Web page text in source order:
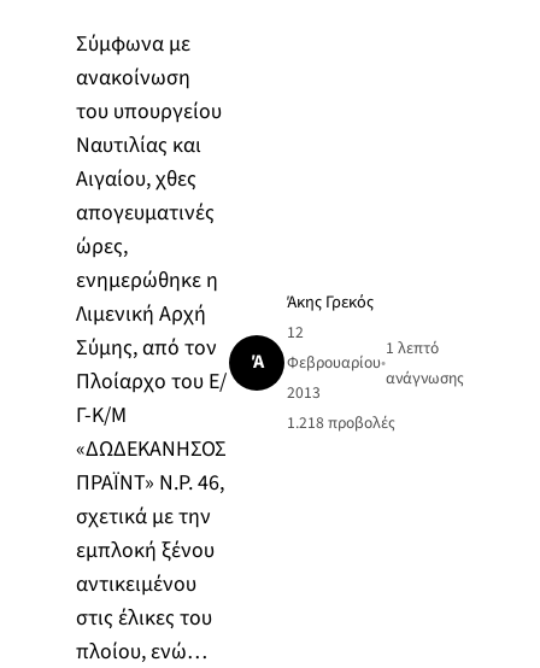
Σύμφωνα με
ανακοίνωση
του υπουργείου
Ναυτιλίας και
Αιγαίου, χθες
απογευματινές
ώρες,
ενημερώθηκε η
Λιμενική Αρχή
Σύμης, από τον
Πλοίαρχο του Ε/
Γ-Κ/Μ
«ΔΩΔΕΚΑΝΗΣΟΣ
ΠΡΑΪΝΤ» Ν.Ρ. 46,
σχετικά με την
εμπλοκή ξένου
αντικειμένου
στις έλικες του
πλοίου, ενώ…
Ά
Άκης Γρεκός
12
Φεβρουαρίου
2013
•
1 λεπτό
ανάγνωσης
1.218 προβολές